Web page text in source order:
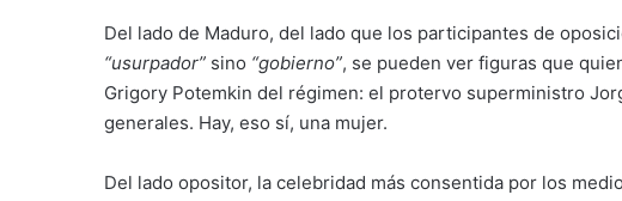
Del lado de Maduro, del lado que los participantes de
“usurpador” sino “gobierno”, se pueden ver figuras que
Grigory Potemkin del régimen: el protervo superministro
generales. Hay, eso sí, una mujer.
Del lado opositor, la celebridad más consentida por los